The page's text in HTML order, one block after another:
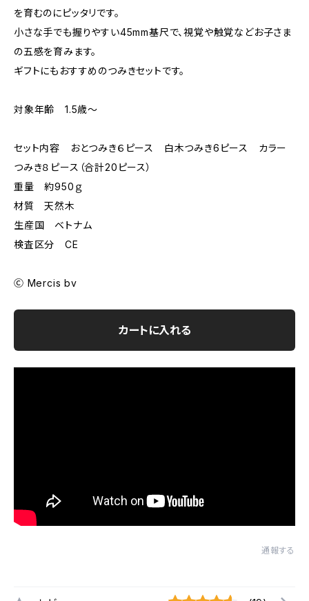
を育むのにピッタリです。
小さな手でも握りやすい45mm基尺で、視覚や触覚などお子さま
の五感を育みます。
ギフトにもおすすめのつみきセットです。
対象年齢 1.5歳〜
セット内容 おとつみき６ピース 白木つみき6ピース カラー
つみき８ピース（合計20ピース）
重量 約950ｇ
材質 天然木
生産国 ベトナム
検査区分 CE
Ⓒ Mercis bv
カートに入れる
通報する